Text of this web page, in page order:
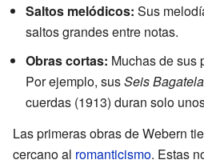
Saltos melódicos: Sus
saltos grandes entre notas.
Obras cortas: Muchas de sus
Por ejemplo, susSeis
cuerdas (1913) duran solo
Las primeras obras de Webern
cercano al romanticismo. Estas